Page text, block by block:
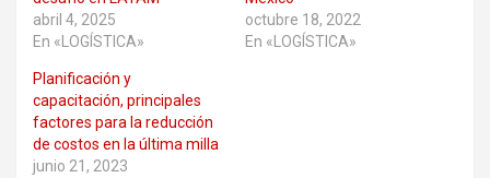
abril 4, 2025
En «LOGÍSTICA»
octubre 18, 2022
En «LOGÍSTICA»
Planificación y
capacitación, principales
factores para la reducción
de costos en la última milla
junio 21, 2023